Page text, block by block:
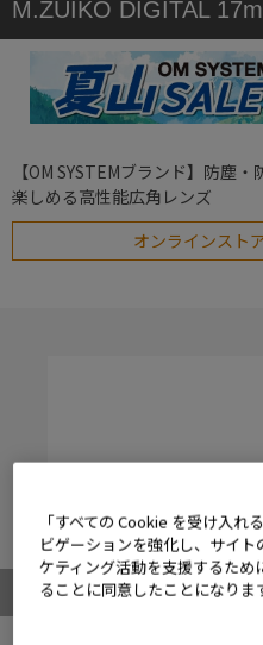
M.ZUIKO DIGITAL
【OM SYSTEMブランド】防塵
楽しめる高性能広角レンズ
オンラインスト
「すべての Cookie を受け入れ
ビゲーションを強化し、サイ
ケティング活動を支援するた
ることに同意したことになりま